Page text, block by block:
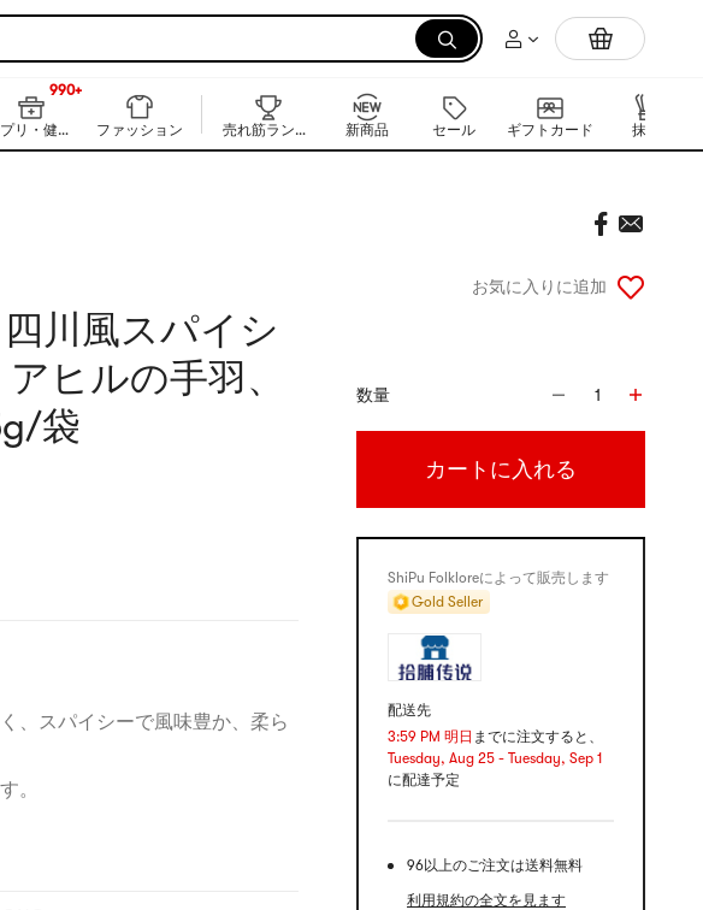
電気炊飯器
サプリ・健康食品
NEW
ファッション
売れ筋ランキング 新商品 セール ギフトカード 抹茶
川風スパイシ
ヒルの手羽、
袋
、スパイシーで風味豊か、柔ら
。
お気に入りに追加
数量 1
カートに入れる
ShiPu Folkloreによって販売します
Gold Seller
配送先
3:59 PM 明日 までに注文すると、
Tuesday, Aug 25 - Tuesday, Sep 1
に配達予定
96以上のご注文は送料無料
利用規約の全文を見ます